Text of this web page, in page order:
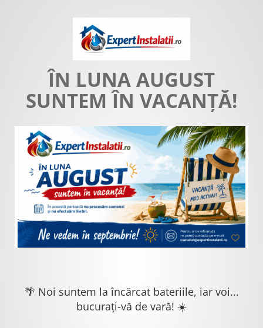
ÎN LUNA AUGUST
SUNTEM ÎN VACANȚĂ!
🌴 Noi suntem la încărcat bateriile, iar voi...
bucurați-vă de vară! ☀️